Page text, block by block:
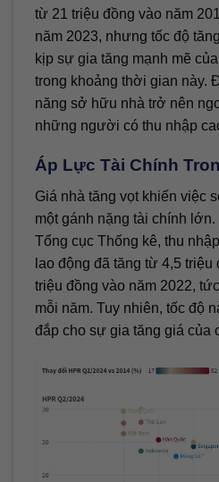
từ 21 triệu đồng vào năm
năm 2023, nhưng tốc độ
kịp sự gia tăng mạnh mẽ
trong khoảng thời gian này.
năng sở hữu nhà trở nên
những người có thu nhập
Áp Lực Tài Chính
Giá nhà tăng vọt khiến việc
một gánh nặng tài chính
Tổng cục Thống kê, thu
lao động đã tăng từ 4,5
triệu đồng vào năm 2022,
mỗi năm. Tuy nhiên, tốc độ
đắp cho sự gia tăng giá của